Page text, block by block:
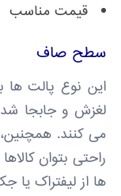
قیمت مناسب
سطح صاف
این نوع پالت
لغزش و جابجا
می کنند.
راحتی بتوان
ها از لیفتراک یا